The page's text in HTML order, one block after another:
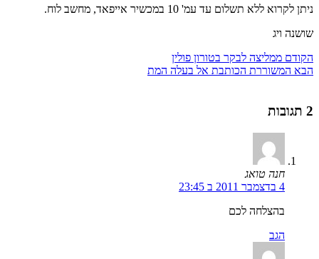
ניתן לקרוא ללא תשלום עד עמ' 10 במכשיר אייפאד, מחשב לוח.
שושנה ויג
הקודם ממליצה לבקר בטורון פולין
הבא המשוררת הכותבת אל בעלה המת
2 תגובות
חנה טואג
4 בדצמבר 2011 ב 23:45
בהצלחה לכם
הגב